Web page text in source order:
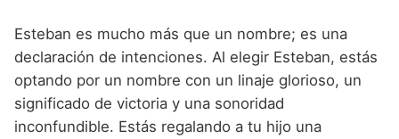
Esteban es mucho más que un nombre; es una
declaración de intenciones. Al elegir Esteban, estás
optando por un nombre con un linaje glorioso, un
significado de victoria y una sonoridad
inconfundible. Estás regalando a tu hijo una